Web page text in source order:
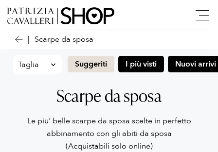
Scarpe da sposa
Suggeriti I più visti Nuovi arrivi
Scarpe da sposa
Le piu' belle scarpe da sposa scelte in perfetto
abbinamento con gli abiti da sposa
(Acquistabili solo online)